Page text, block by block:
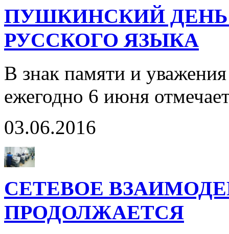
ПУШКИНСКИЙ ДЕНЬ
РУССКОГО ЯЗЫКА
В знак памяти и
ежегодно 6 июня
03.06.2016
СЕТЕВОЕ
ПРОДОЛЖАЕТСЯ